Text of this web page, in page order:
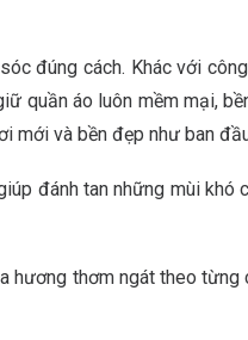
đúng cách. Khác với
quần áo luôn mềm mại,
mới và bền đẹp như ban
đánh tan những mùi
hương thơm ngát theo